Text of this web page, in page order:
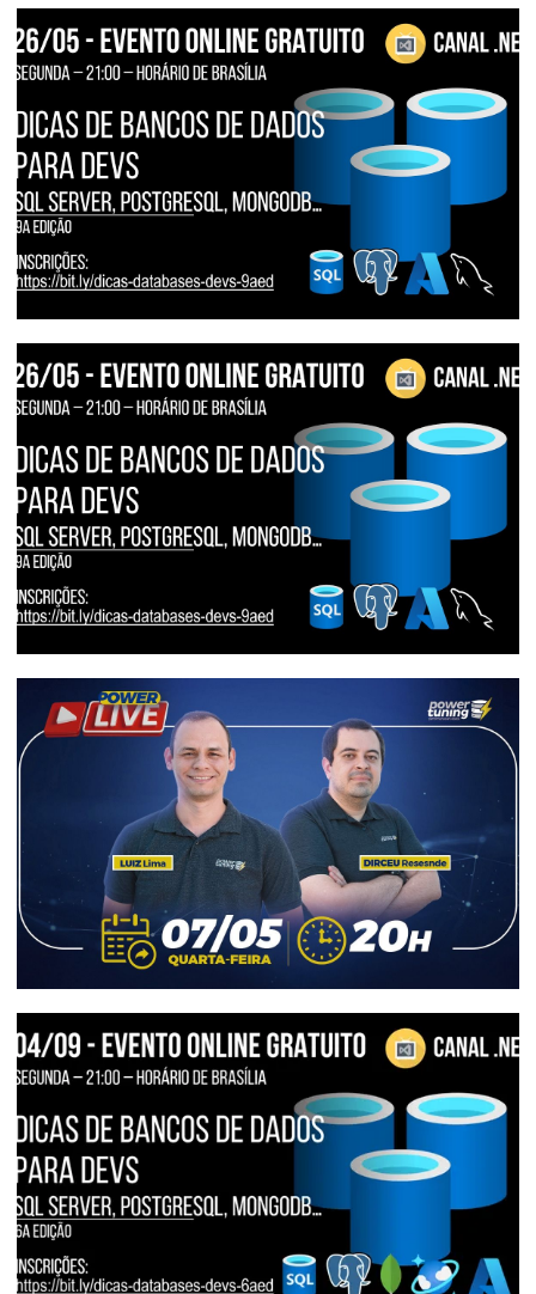
[Live] - Canal dotNet - Dicas de Bancos
de Dados para Desenvolvedores:
Novidades do SQL Server 2025 | 11a
edição
03 de setembro de 2025 3 min de leitura
[Live] - Dicas de Bancos de Dados para
Desenvolvedores: SQL Server 2025 e
Inteligência Artificial | 10a edição
26 de maio de 2025 5 min de leitura
[Live] - Canal dotNET - Dicas de Bancos
de Dados para Desenvolvedores #09:
Novidades do SQL Server 2025
26 de maio de 2025 3 min de leitura
[PowerLive] - Power CLR: APIs, Arquivos
e MUITO mais direto no SQL Server
08 de maio de 2025 1 min de leitura